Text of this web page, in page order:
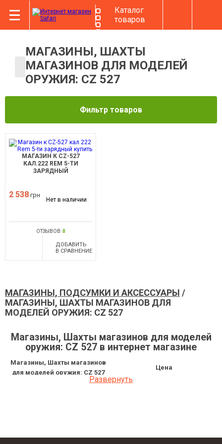
Каталог
товаров
МАГАЗИНЫ, ШАХТЫ
МАГАЗИНОВ ДЛЯ МОДЕЛЕЙ
ОРУЖИЯ: CZ 527
Фильтр товаров
МАГАЗИН К CZ-527
КАЛ.222 REM 5-ТИ
ЗАРЯДНЫЙ
2 538 грн
Нет в наличии
ОТЗЫВОВ:0
ДОБАВИТЬ
В СРАВНЕНИЕ
МАГАЗИНЫ, ПОДСУМКИ И АКСЕССУАРЫ /
МАГАЗИНЫ, ШАХТЫ МАГАЗИНОВ ДЛЯ
МОДЕЛЕЙ ОРУЖИЯ: CZ 527
Магазины, Шахты магазинов для моделей
оружия: CZ 527 в интернет магазине
Магазины, Шахты магазинов
для моделей оружия: CZ 527
Цена
Магазин к CZ-527 кал.222 Rem 5-тиРазвернуть